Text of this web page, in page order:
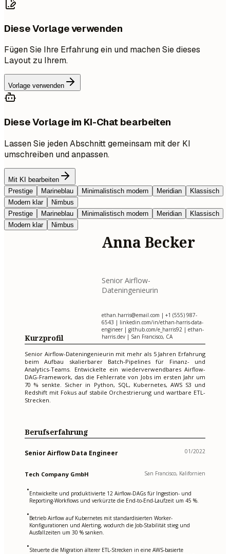
Diese Vorlage verwenden
Fügen Sie Ihre Erfahrung ein und machen Sie dieses
Layout zu Ihrem.
Vorlage verwenden
Diese Vorlage im KI-Chat bearbeiten
Lassen Sie jeden Abschnitt gemeinsam mit der KI
umschreiben und anpassen.
Mit KI bearbeiten
Prestige
Marineblau Minimalistisch modern Meridian
Klassisch
Modern klar
Nimbus
Prestige
Marineblau Minimalistisch modern Meridian
Klassisch
Modern klar
Nimbus
Anna Becker
Senior Airflow-
Dateningenieurin
ethan.harris@email.com | +1 (555) 987-
6543 | linkedin.com/in/ethan-harris-data-
engineer | github.com/e_harris92 | ethan-
harris.dev | San Francisco, CA
Kurzprofil
Senior Airflow-Dateningenieurin mit mehr als 5 Jahren Erfahrung
beim Aufbau skalierbarer Batch-Pipelines für Finanz- und
Analytics-Teams. Entwickelte ein wiederverwendbares Airflow-
DAG-Framework, das die Fehlerrate von Jobs im ersten Jahr um
70 % senkte. Sicher in Python, SQL, Kubernetes, AWS S3 und
Redshift mit Fokus auf stabile Orchestrierung und wartbare ETL-
Strecken.
Berufserfahrung
Senior Airflow Data Engineer 01/2022
Tech Company GmbH San Francisco, Kalifornien
•Entwickelte und produktivierte 12 Airflow-DAGs für Ingestion- und
Reporting-Workflows und verkürzte die End-to-End-Laufzeit um 45 %.
•Betrieb Airflow auf Kubernetes mit standardisierten Worker-
Konfigurationen und Alerting, wodurch die Job-Stabilität stieg und
Ausfallzeiten um 30 % sanken.
•Steuerte die Migration älterer ETL-Strecken in eine AWS-basierte